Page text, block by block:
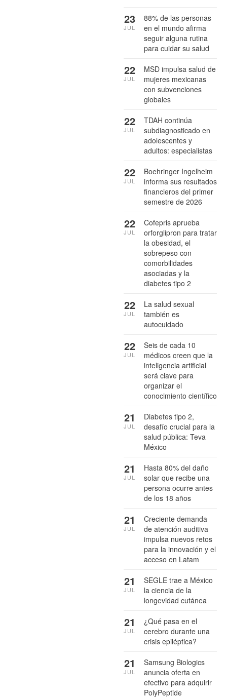
88% de las personas
en el mundo afirma
seguir alguna rutina
para cuidar su salud
23
JUL
MSD impulsa salud de
mujeres mexicanas
con subvenciones
globales
22
JUL
TDAH continúa
subdiagnosticado en
adolescentes y
adultos: especialistas
22
JUL
Boehringer Ingelheim
informa sus resultados
financieros del primer
semestre de 2026
22
JUL
Cofepris aprueba
orforglipron para tratar
la obesidad, el
sobrepeso con
comorbilidades
asociadas y la
diabetes tipo 2
22
JUL
La salud sexual
también es
autocuidado
22
JUL
Seis de cada 10
médicos creen que la
inteligencia artificial
será clave para
organizar el
conocimiento científico
22
JUL
Diabetes tipo 2,
desafío crucial para la
salud pública: Teva
México
21
JUL
Hasta 80% del daño
solar que recibe una
persona ocurre antes
de los 18 años
21
JUL
Creciente demanda
de atención auditiva
impulsa nuevos retos
para la innovación y el
acceso en Latam
21
JUL
SEGLE trae a México
la ciencia de la
longevidad cutánea
21
JUL
¿Qué pasa en el
cerebro durante una
crisis epiléptica?
21
JUL
Samsung Biologics
anuncia oferta en
efectivo para adquirir
PolyPeptide
21
JUL